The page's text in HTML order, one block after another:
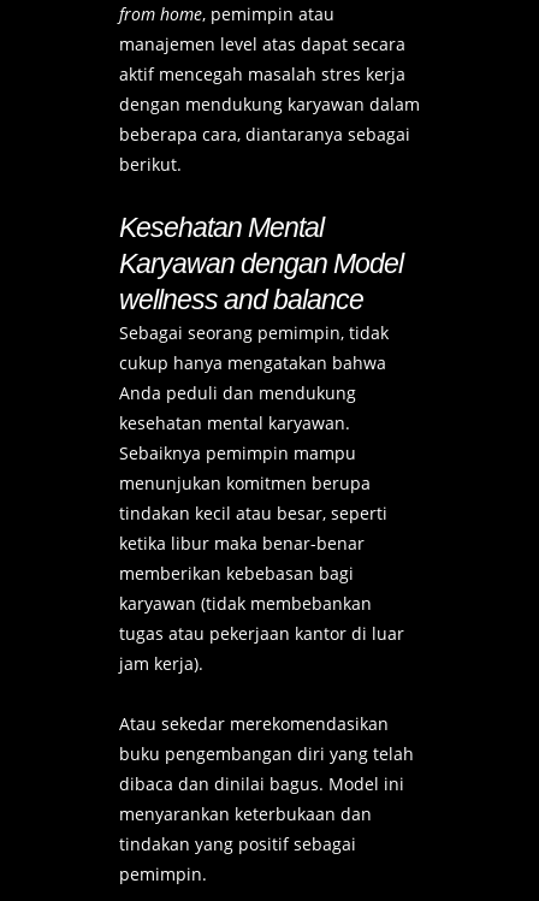
from home, pemimpin atau
manajemen level atas dapat secara
aktif mencegah masalah stres kerja
dengan mendukung karyawan dalam
beberapa cara, diantaranya sebagai
berikut.
Kesehatan Mental
Karyawan dengan Model
wellness and balance
Sebagai seorang pemimpin, tidak
cukup hanya mengatakan bahwa
Anda peduli dan mendukung
kesehatan mental karyawan.
Sebaiknya pemimpin mampu
menunjukan komitmen berupa
tindakan kecil atau besar, seperti
ketika libur maka benar-benar
memberikan kebebasan bagi
karyawan (tidak membebankan
tugas atau pekerjaan kantor di luar
jam kerja).
Atau sekedar merekomendasikan
buku pengembangan diri yang telah
dibaca dan dinilai bagus. Model ini
menyarankan keterbukaan dan
tindakan yang positif sebagai
pemimpin.